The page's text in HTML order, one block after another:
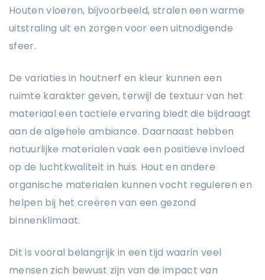
Houten vloeren, bijvoorbeeld, stralen een warme
uitstraling uit en zorgen voor een uitnodigende
sfeer.
De variaties in houtnerf en kleur kunnen een
ruimte karakter geven, terwijl de textuur van het
materiaal een tactiele ervaring biedt die bijdraagt
aan de algehele ambiance. Daarnaast hebben
natuurlijke materialen vaak een positieve invloed
op de luchtkwaliteit in huis. Hout en andere
organische materialen kunnen vocht reguleren en
helpen bij het creëren van een gezond
binnenklimaat.
Dit is vooral belangrijk in een tijd waarin veel
mensen zich bewust zijn van de impact van